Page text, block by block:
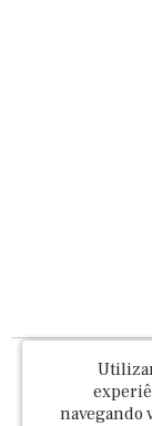
Fernando
Rua Dr
navegando